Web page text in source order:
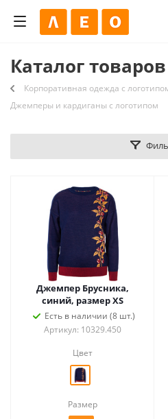
Каталог товаров
Корпоративная одежда с
Джемперы и кардиганы с логотипом
Джемпер Брусника,
синий, размер XS
Есть в наличии (8 шт.)
Артикул: 10329.450
Цвет
Размер